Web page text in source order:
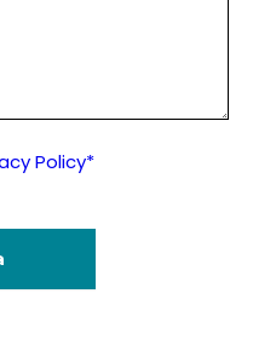
Policy*